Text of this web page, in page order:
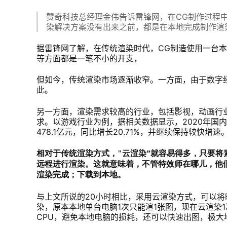
赞奇科技总经理金伟告诉雷锋网，在CG制作过程
染解决方案没有出来之前，都是在本地完成制作
据雷锋网了解，在传统渲染时代，CG制造使用一台
等方面都是一笔不小的开支，
但如今，传统渲染市场逐渐收窄。一方面，由于数
此。
另一方面，渲染需求较高的行业，包括影视，动画
求。以游戏行业为例，据相关数据显示，2020年国
478.1亿元，同比增长20.71%，并继续保持较快增速
相对于传统渲染方式，"云渲染”就容易得多，只要
远程进行渲染。这就意味着，不管特效师在哪儿，
渲染完成；下载到本地。
与上文所说的20小时相比，采用云渲染方式，可以
染，原本本地单台电脑1次只能渲1张图，现在云渲
CPU，避免本地电脑的损耗，还可以快速出图，极